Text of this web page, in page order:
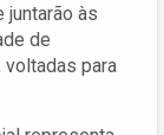
juntarão às
de
para